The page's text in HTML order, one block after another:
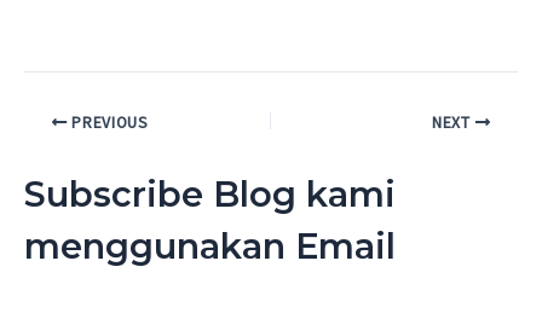
Post PREVIOUS NEXT
Subscribe Blog kami
menggunakan Email